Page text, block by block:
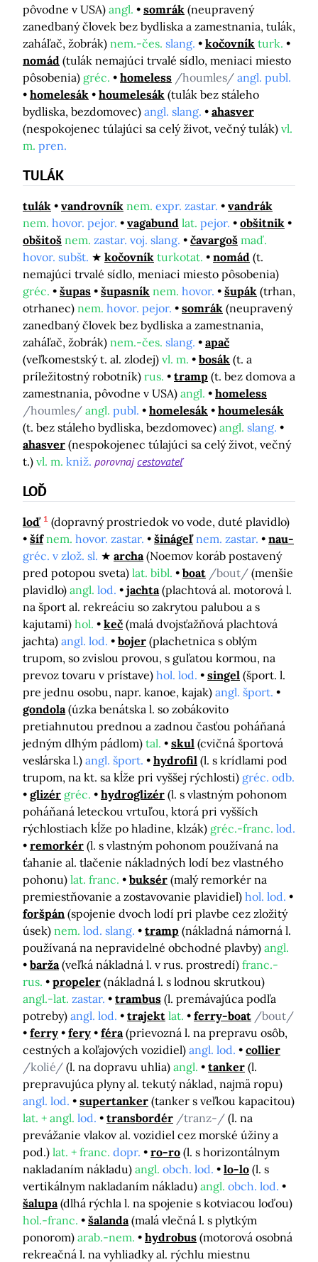
pôvodne v USA) angl. somrák (neupravený
zanedbaný človek bez bydliska a zamestnania, tulák,
zaháľač, žobrák) nem.-čes. slang. kočovník turk.
nomád (tulák nemajúci trvalé sídlo, meniaci miesto
pôsobenia) gréc. homeless /houmles/ angl. publ.
homelesák
houmelesák (tulák bez stáleho
bydliska, bezdomovec) angl. slang.
ahasver
(nespokojenec túlajúci sa celý život, večný tulák) vl.
m. pren.
TULÁK
tulák vandrovník nem. expr. zastar.
vandrák
nem. hovor. pejor. vagabund lat. pejor.
obšitnik
obšitoš nem. zastar. voj. slang. čavargoš maď.
hovor. subšt.
kočovník turkotat. nomád (t.
nemajúci trvalé sídlo, meniaci miesto pôsobenia)
gréc.
šupas šupasník nem. hovor. šupák (trhan,
otrhanec) nem. hovor. pejor. somrák (neupravený
zanedbaný človek bez bydliska a zamestnania,
zaháľač, žobrák) nem.-čes. slang.
apač
(veľkomestský t. al. zlodej) vl. m. bosák (t. a
príležitostný robotník) rus. tramp (t. bez domova a
zamestnania, pôvodne v USA) angl.
homeless
/houmles/ angl. publ. homelesák
houmelesák
(t. bez stáleho bydliska, bezdomovec) angl. slang.
ahasver (nespokojenec túlajúci sa celý život, večný
t.) vl. m. kniž. porovnajcestovateľ
LOĎ
loď 1 (dopravný prostriedok vo vode, duté plavidlo)
šíf nem. hovor. zastar. šinágeľ nem. zastar.
nau-
gréc. v zlož. sl.
archa (Noemov koráb postavený
pred potopou sveta) lat. bibl. boat /bout/ (menšie
plavidlo) angl. lod. jachta (plachtová al. motorová l.
na šport al. rekreáciu so zakrytou palubou a s
kajutami) hol. keč (malá dvojsťažňová plachtová
jachta) angl. lod. bojer (plachetnica s oblým
trupom, so zvislou provou, s guľatou kormou, na
prevoz tovaru v prístave) hol. lod. singel (šport. l.
pre jednu osobu, napr. kanoe, kajak) angl. šport.
gondola (úzka benátska l. so zobákovito
pretiahnutou prednou a zadnou časťou poháňaná
jedným dlhým pádlom) tal. skul (cvičná športová
veslárska l.) angl. šport. hydrofil (l. s krídlami pod
trupom, na kt. sa kĺže pri vyššej rýchlosti) gréc. odb.
glizér gréc. hydroglizér (l. s vlastným pohonom
poháňaná leteckou vrtuľou, ktorá pri vyšších
rýchlostiach kĺže po hladine, klzák) gréc.-franc. lod.
remorkér (l. s vlastným pohonom používaná na
ťahanie al. tlačenie nákladných lodí bez vlastného
pohonu) lat. franc. buksér (malý remorkér na
premiestňovanie a zostavovanie plavidiel) hol. lod.
foršpán (spojenie dvoch lodí pri plavbe cez zložitý
úsek) nem. lod. slang. tramp (nákladná námorná l.
používaná na nepravidelné obchodné plavby) angl.
barža (veľká nákladná l. v rus. prostredí) franc.-
rus.
propeler (nákladná l. s lodnou skrutkou)
angl.-lat. zastar. trambus (l. premávajúca podľa
potreby) angl. lod. trajekt lat. ferry-boat /bout/
ferry
fery féra (prievozná l. na prepravu osôb,
cestných a koľajových vozidiel) angl. lod.
collier
/kolié/ (l. na dopravu uhlia) angl. tanker (l.
prepravujúca plyny al. tekutý náklad, najmä ropu)
angl. lod.
supertanker (tanker s veľkou kapacitou)
lat. + angl. lod. transbordér /tranz-/ (l. na
prevážanie vlakov al. vozidiel cez morské úžiny a
pod.) lat. + franc. dopr. ro-ro (l. s horizontálnym
nakladaním nákladu) angl. obch. lod. lo-lo (l. s
vertikálnym nakladaním nákladu) angl. obch. lod.
šalupa (dlhá rýchla l. na spojenie s kotviacou loďou)
hol.-franc.
šalanda (malá vlečná l. s plytkým
ponorom) arab.-nem. hydrobus (motorová osobná
rekreačná l. na vyhliadky al. rýchlu miestnu